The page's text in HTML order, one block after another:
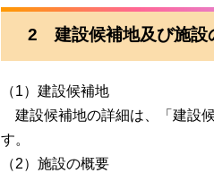
2 建設候補地及び施設
（1）建設候補地
建設候補地の詳細は、「建設
す。
（2）施設の概要